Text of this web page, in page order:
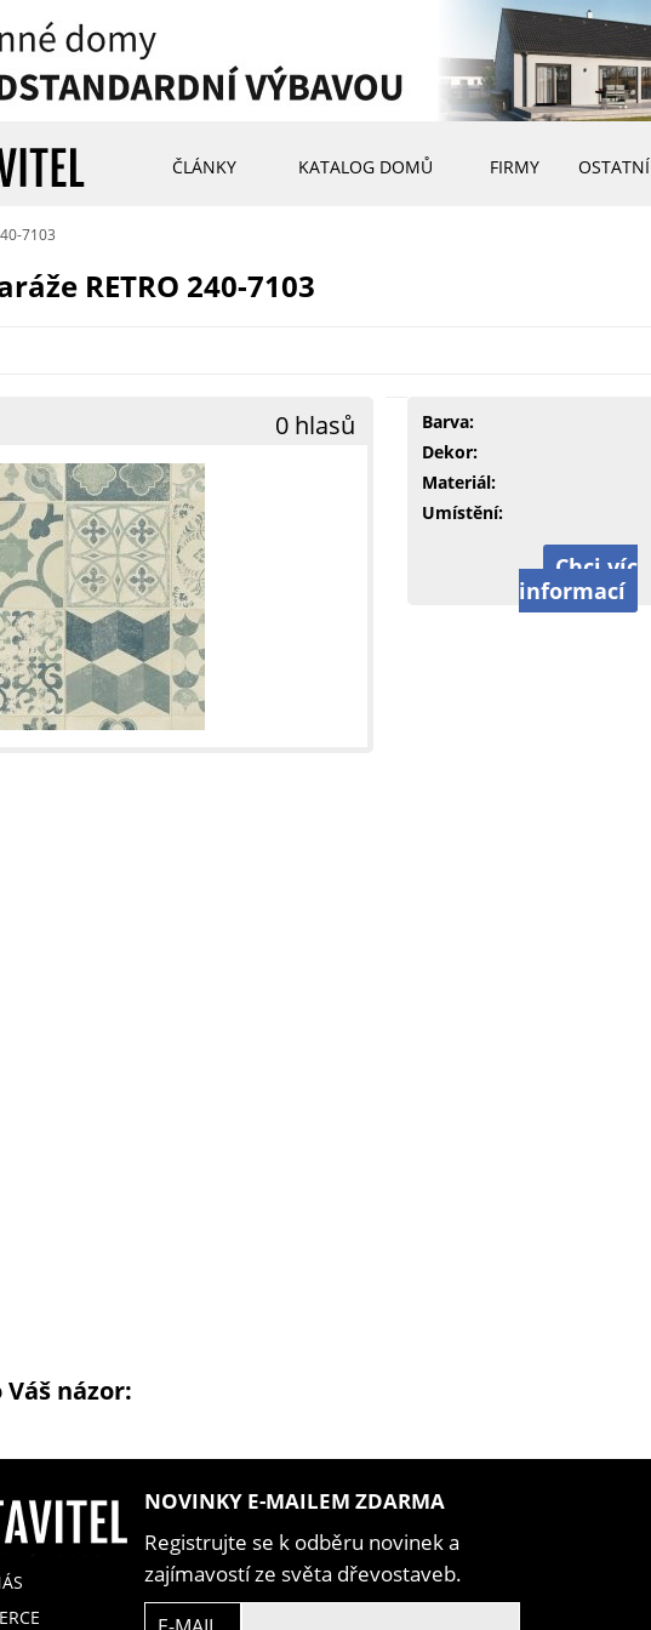
ČLÁNKY KATALOG DOMŮ FIRMY OSTATNÍ
7103
RETRO 240-7103
Barva:
Dekor:
Materiál:
Umístění:
Chci víc
informací
0 hlasů
názor:
NOVINKY E-MAILEM ZDARMA
Registrujte se k odběru novinek a
zajímavostí ze světa dřevostaveb.